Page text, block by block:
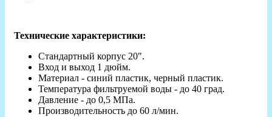
Технические характеристики:
Стандартный корпус 20".
Вход и выход 1 дюйм.
Материал - синий пластик, черный пластик.
Температура фильтруемой воды - до 40 град.
Давление - до 0,5 МПа.
Производительность до 60 л/мин.